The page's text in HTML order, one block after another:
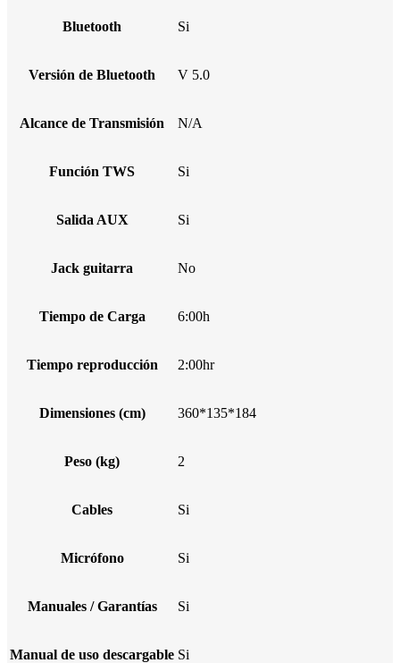
Bluetooth Si
Versión de Bluetooth V 5.0
Alcance de Transmisión N/A
Función TWS Si
Salida AUX Si
Jack guitarra No
Tiempo de Carga 6:00h
Tiempo reproducción 2:00hr
Dimensiones (cm) 360*135*184
Peso (kg) 2
Cables Si
Micrófono Si
Manuales / Garantías Si
Manual de uso descargable Si